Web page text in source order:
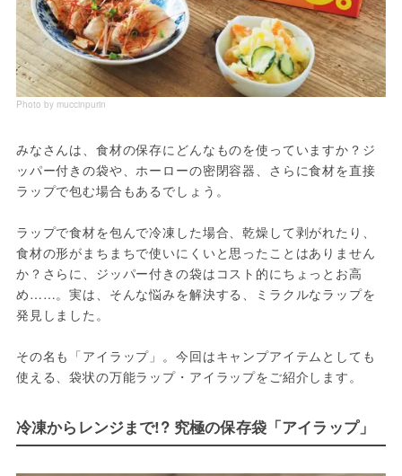
Photo by muccinpurin
みなさんは、食材の保存にどんなものを使っていますか？ジ
ッパー付きの袋や、ホーローの密閉容器、さらに食材を直接
ラップで包む場合もあるでしょう。
ラップで食材を包んで冷凍した場合、乾燥して剥がれたり、
食材の形がまちまちで使いにくいと思ったことはありません
か？さらに、ジッパー付きの袋はコスト的にちょっとお高
め……。実は、そんな悩みを解決する、ミラクルなラップを
発見しました。
その名も「アイラップ」。今回はキャンプアイテムとしても
使える、袋状の万能ラップ・アイラップをご紹介します。
冷凍からレンジまで!? 究極の保存袋「アイラップ」